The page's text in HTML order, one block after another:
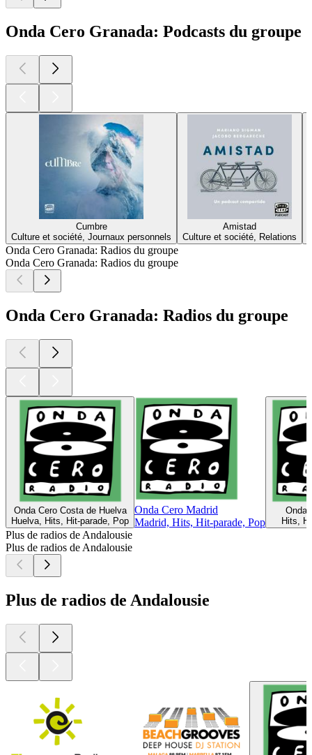
Onda Cero Granada: Podcasts du groupe
Cumbre
Culture et société, Journaux personnels
Amistad
Culture et société, Relations
Onda Cero Granada: Radios du groupe
Onda Cero Granada: Radios du groupe
Onda Cero Granada: Radios du groupe
Onda Cero Costa de Huelva
Huelva, Hits, Hit-parade, Pop
Onda Cero Madrid
Madrid, Hits, Hit-parade, Pop
Onda
Hits,
Plus de radios de Andalousie
Plus de radios de Andalousie
Plus de radios de Andalousie